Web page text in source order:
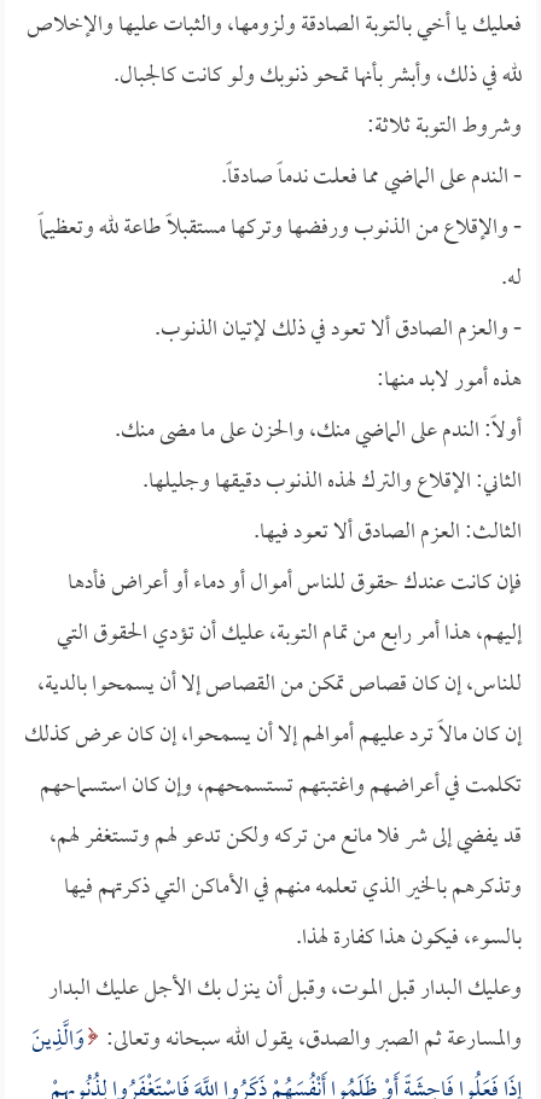
فعليك يا أخي بالتوبة الصادقة ولزومها، والثبات عليها والإخلاص
لله في ذلك، وأبشر بأنها تمحو ذنوبك ولو كانت كالجبال.
وشروط التوبة ثلاثة:
- الندم على الماضي مما فعلت ندماً صادقاً.
- والإقلاع من الذنوب ورفضها وتركها مستقبلاً طاعة لله وتعظيماً
له.
- والعزم الصادق ألا تعود في ذلك لإتيان الذنوب.
هذه أمور لابد منها:
أولاً: الندم على الماضي منك، والحزن على ما مضى منك.
الثاني: الإقلاع والترك لهذه الذنوب دقيقها وجليلها.
الثالث: العزم الصادق ألا تعود فيها.
فإن كانت عندك حقوق للناس أموال أو دماء أو أعراض فأدها
إليهم، هذا أمر رابع من تمام التوبة، عليك أن تؤدي الحقوق التي
للناس، إن كان قصاص تمكن من القصاص إلا أن يسمحوا بالدية،
إن كان مالاً ترد عليهم أموالهم إلا أن يسمحوا، إن كان عرض كذلك
تكلمت في أعراضهم واغتبتهم تستسمحهم، وإن كان استسماحهم
قد يفضي إلى شر فلا مانع من تركه ولكن تدعو لهم وتستغفر لهم،
وتذكرهم بالخير الذي تعلمه منهم في الأماكن التي ذكرتهم فيها
بالسوء، فيكون هذا كفارة لهذا.
وعليك البدار قبل الموت، وقبل أن ينزل بك الأجل عليك البدار
والمسارعة ثم الصبر والصدق، يقول الله سبحانه وتعالى: وَالَّذِينَ